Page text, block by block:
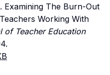
Examining The Burn-Out
Working With
of Teacher Education